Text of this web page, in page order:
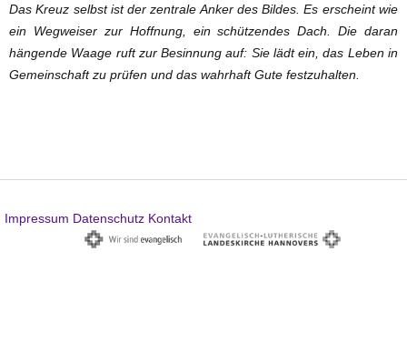
Das Kreuz selbst ist der zentrale Anker des Bildes. Es erscheint wie
ein Wegweiser zur Hoffnung, ein schützendes Dach. Die daran
hängende Waage ruft zur Besinnung auf: Sie lädt ein, das Leben in
Gemeinschaft zu prüfen und das wahrhaft Gute festzuhalten.
Impressum Datenschutz Kontakt